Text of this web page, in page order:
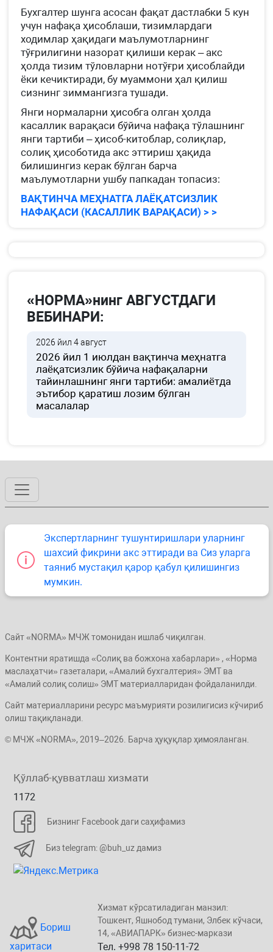
Бухгалтер шунга асосан фақат дастлабки 5 кун
учун нафақа ҳисоблаши, тизимлардаги
ходимлар ҳақидаги маълумотларнинг
тўғрилигини назорат қилиши керак – акс
ҳолда тизим тўловларни нотўғри ҳисоблайди
ёки кечиктиради, бу муаммони ҳал қилиш
сизнинг зиммангизга тушади.
Янги нормаларни ҳисобга олган ҳолда
касаллик варақаси бўйича нафақа тўлашнинг
янги тартиби – ҳисоб-китоблар, солиқлар,
солиқ ҳисоботида акс эттириш ҳақида
билишингиз керак бўлган барча
маълумотларни ушбу папкадан топасиз:
ВАҚТИНЧА МЕҲНАТГА ЛАЁҚАТСИЗЛИК
НАФАҚАСИ (КАСАЛЛИК ВАРАҚАСИ) > >
«НОРМА»нинг АВГУСТДАГИ
ВЕБИНАРИ:
2026 йил 4 август
2026 йил 1 июлдан вақтинча меҳнатга
лаёқатсизлик бўйича нафақаларни
тайинлашнинг янги тартиби: амалиётда
эътибор қаратиш лозим бўлган
масалалар
Экспертларнинг тушунтиришлари уларнинг
шахсий фикрини акс эттиради ва Сиз уларга
таяниб мустақил қарор қабул қилишингиз
мумкин.
Сайт «NORMA» МЧЖ томонидан ишлаб чиқилган.
Контентни яратишда «Солиқ ва божхона хабарлари» , «Норма
маслаҳатчи» газеталари, «Амалий бухгалтерия» ЭМТ ва
«Амалий солиқ солиш» ЭМТ материалларидан фойдаланилди.
Сайт материалларини ресурс маъмурияти розилигисиз кўчириб
олиш тақиқланади.
© МЧЖ «NORMA», 2019–2026. Барча ҳуқуқлар ҳимояланган.
Қўллаб-қувватлаш хизмати
1172
Бизнинг Facebook даги саҳифамиз
Биз telegram: @buh_uz дамиз
Бориш
харитаси
Хизмат кўрсатиладиган манзил:
Тошкент, Яшнобод тумани, Элбeк кўчаси,
14, «ABИАПAPК» бизнеc-маркази
Тел. +998 78 150-11-72